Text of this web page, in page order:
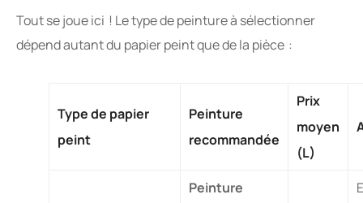
Tout se joue ici ! Le type de peinture à sélectionner
dépend autant du papier peint que de la pièce :
Type de papier
peint
Peinture
recommandée
Prix
moyen
(L)
Peinture